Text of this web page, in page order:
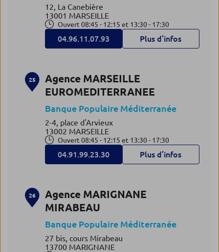
12, La Canebière
13001 MARSEILLE
Ouvert 08:45 - 12:15 et 13:30 - 17:30
04.96.11.07.93 Plus d’infos
25
Agence MARSEILLE
EUROMEDITERRANEE
Banque Populaire Méditerranée
2-4, place d'Arvieux
13002 MARSEILLE
Ouvert 08:45 - 12:15 et 13:30 - 17:30
04.91.99.23.30 Plus d’infos
26
Agence MARIGNANE
MIRABEAU
Banque Populaire Méditerranée
27 bis, cours Mirabeau
13700 MARIGNANE